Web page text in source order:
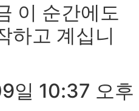
이 순간에도
하고 계십니
일 10:37 오후